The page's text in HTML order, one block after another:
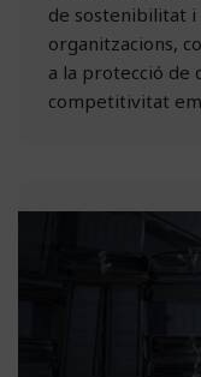
de sostenibilitat i
organitzacions,
a la protecció de
competitivitat